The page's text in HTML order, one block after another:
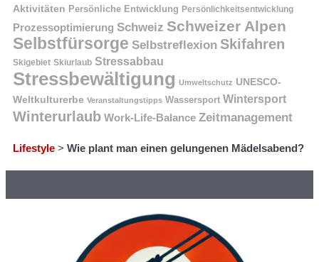
Aktivitäten Persönliche Entwicklung Persönlichkeitsentwicklung
Prozessoptimierung Schweiz Schweizer Alpen
Selbstfürsorge Selbstreflexion Skifahren
Skigebiet Skiurlaub Stressabbau
Stressbewältigung Umweltschutz UNESCO-
Weltkulturerbe Veranstaltungstipps Wassersport Wintersport
Winterurlaub Work-Life-Balance Zeitmanagement
Lifestyle > Wie plant man einen gelungenen Mädelsabend?